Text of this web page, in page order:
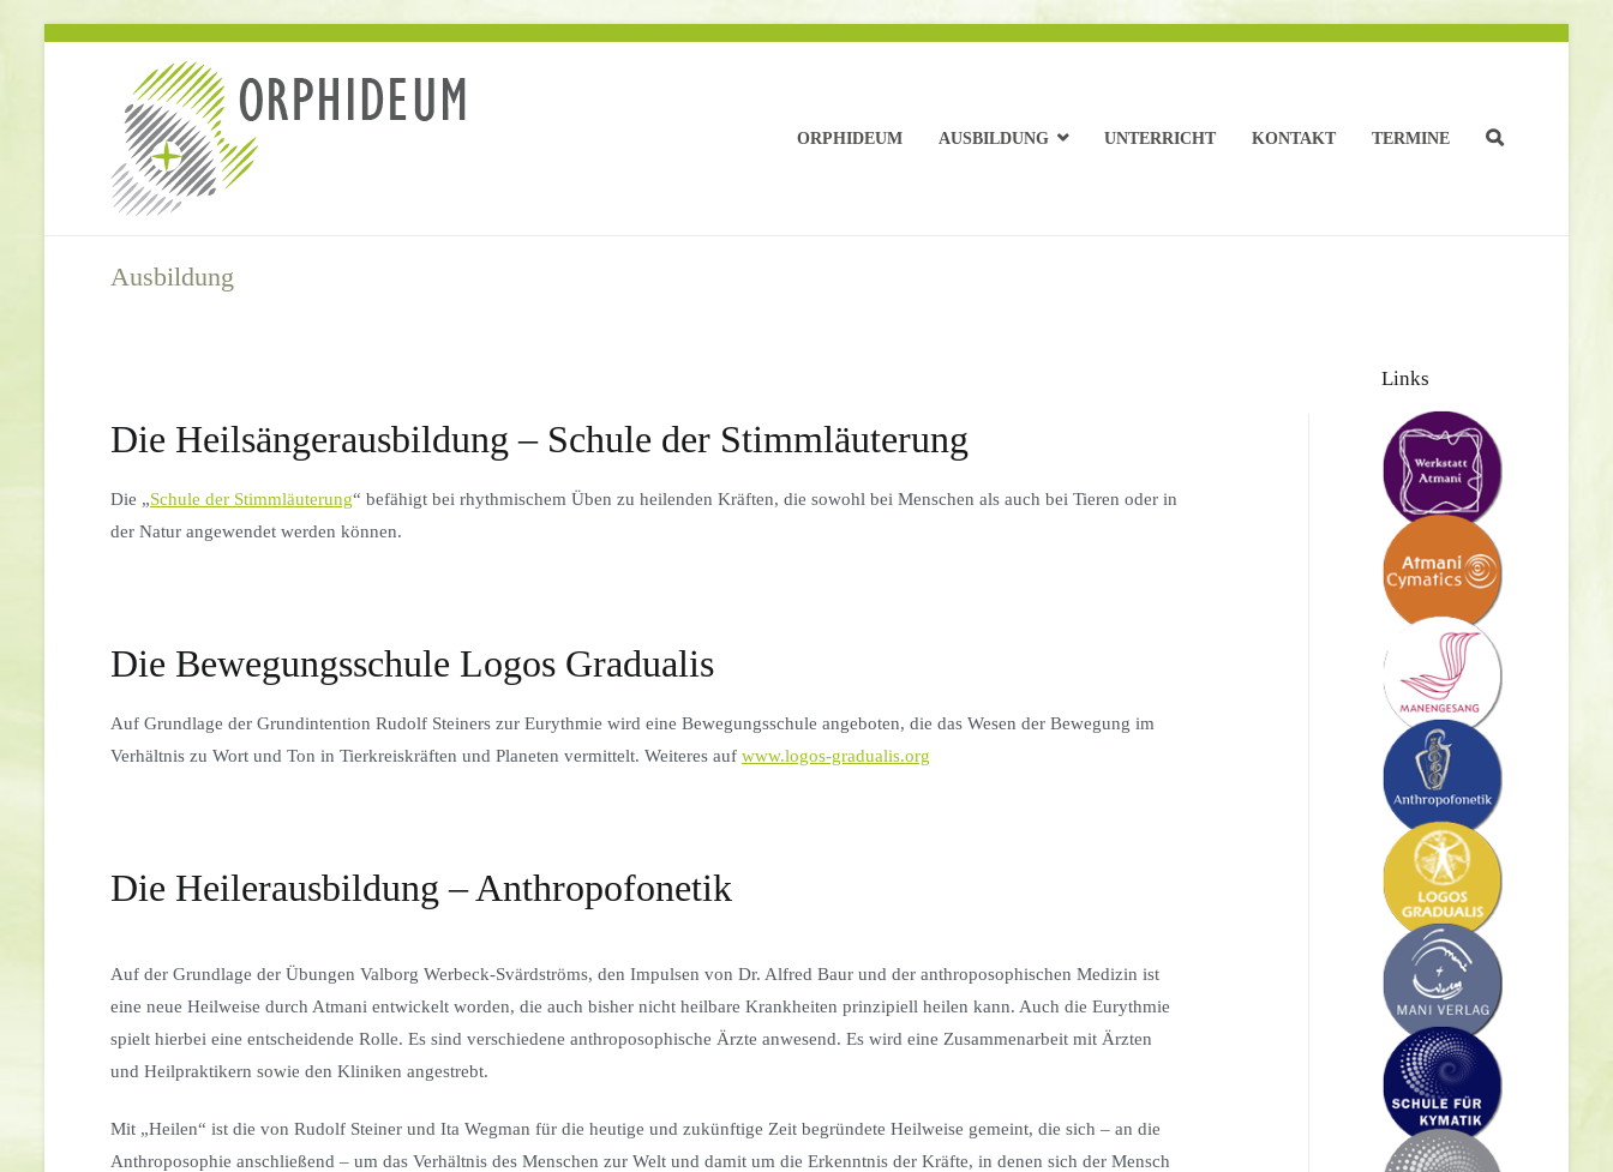
Springe
ORPHIDEUM
AUSBILDUNG UNTERRICHT KONTAKT TERMINE
Ausbildung
Die Heilsängerausbildung – Schule der Stimmläuterung
Die „Schule der Stimmläuterung“ befähigt bei rhythmischem Üben zu heilenden Kräften, die sowohl bei Menschen als auch bei Tieren oder in
der Natur angewendet werden können.
Die Bewegungsschule Logos Gradualis
Auf Grundlage der Grundintention Rudolf Steiners zur Eurythmie wird eine Bewegungsschule angeboten, die das Wesen der Bewegung im
Verhältnis zu Wort und Ton in Tierkreiskräften und Planeten vermittelt. Weiteres auf www.logos-gradualis.org
Die Heilerausbildung – Anthropofonetik
Auf der Grundlage der Übungen Valborg Werbeck-Svärdströms, den Impulsen von Dr. Alfred Baur und der anthroposophischen Medizin ist
eine neue Heilweise durch Atmani entwickelt worden, die auch bisher nicht heilbare Krankheiten prinzipiell heilen kann. Auch die Eurythmie
spielt hierbei eine entscheidende Rolle. Es sind verschiedene anthroposophische Ärzte anwesend. Es wird eine Zusammenarbeit mit Ärzten
und Heilpraktikern sowie den Kliniken angestrebt.
Mit „Heilen“ ist die von Rudolf Steiner und Ita Wegman für die heutige und zukünftige Zeit begründete Heilweise gemeint, die sich – an die
Anthroposophie anschließend – um das Verhältnis des Menschen zur Welt und damit um die Erkenntnis der Kräfte, in denen sich der Mensch
Links